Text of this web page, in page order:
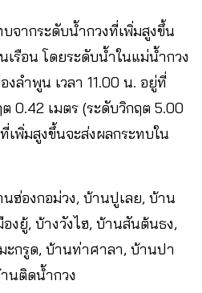
จากระดับน้ำกวงที่เพิ่มสูงขึ้น
เรือน โดยระดับน้ำในแม่น้ำกวง
งลำพูน เวลา 11.00 น. อยู่ที่
0.42 เมตร (ระดับวิกฤต 5.00
เพิ่มสูงขึ้นจะส่งผลกระทบใน
ฮ่องกอม่วง, บ้านปูเลย, บ้าน
องยู้, บ้างวังไฮ, บ้านสันต้นธง,
กรูด, บ้านท่าศาลา, บ้านปา
นติดน้ำกวง